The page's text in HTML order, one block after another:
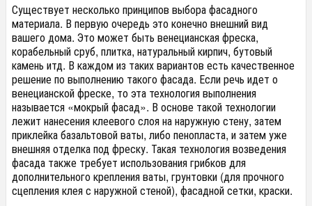
Существует несколько принципов выбора фасадного
материала. В первую очередь это конечно внешний вид
вашего дома. Это может быть венецианская фреска,
корабельный сруб, плитка, натуральный кирпич, бутовый
камень итд. В каждом из таких вариантов есть качественное
решение по выполнению такого фасада. Если речь идет о
венецианской фреске, то эта технология выполнения
называется «мокрый фасад». В основе такой технологии
лежит нанесения клеевого слоя на наружную стену, затем
приклейка базальтовой ваты, либо пенопласта, и затем уже
внешняя отделка под фреску. Такая технология возведения
фасада также требует использования грибков для
дополнительного крепления ваты, грунтовки (для прочного
сцепления клея с наружной стеной), фасадной сетки, краски.